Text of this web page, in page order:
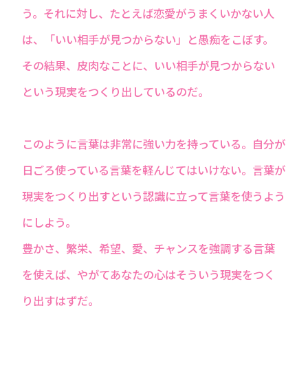
う。それに対し、たとえば恋愛がうまくいかない人
は、「いい相手が見つからない」と愚痴をこぼす。
その結果、皮肉なことに、いい相手が見つからない
という現実をつくり出しているのだ。
このように言葉は非常に強い力を持っている。自分が
日ごろ使っている言葉を軽んじてはいけない。言葉が
現実をつくり出すという認識に立って言葉を使うよう
にしよう。
豊かさ、繁栄、希望、愛、チャンスを強調する言葉
を使えば、やがてあなたの心はそういう現実をつく
り出すはずだ。